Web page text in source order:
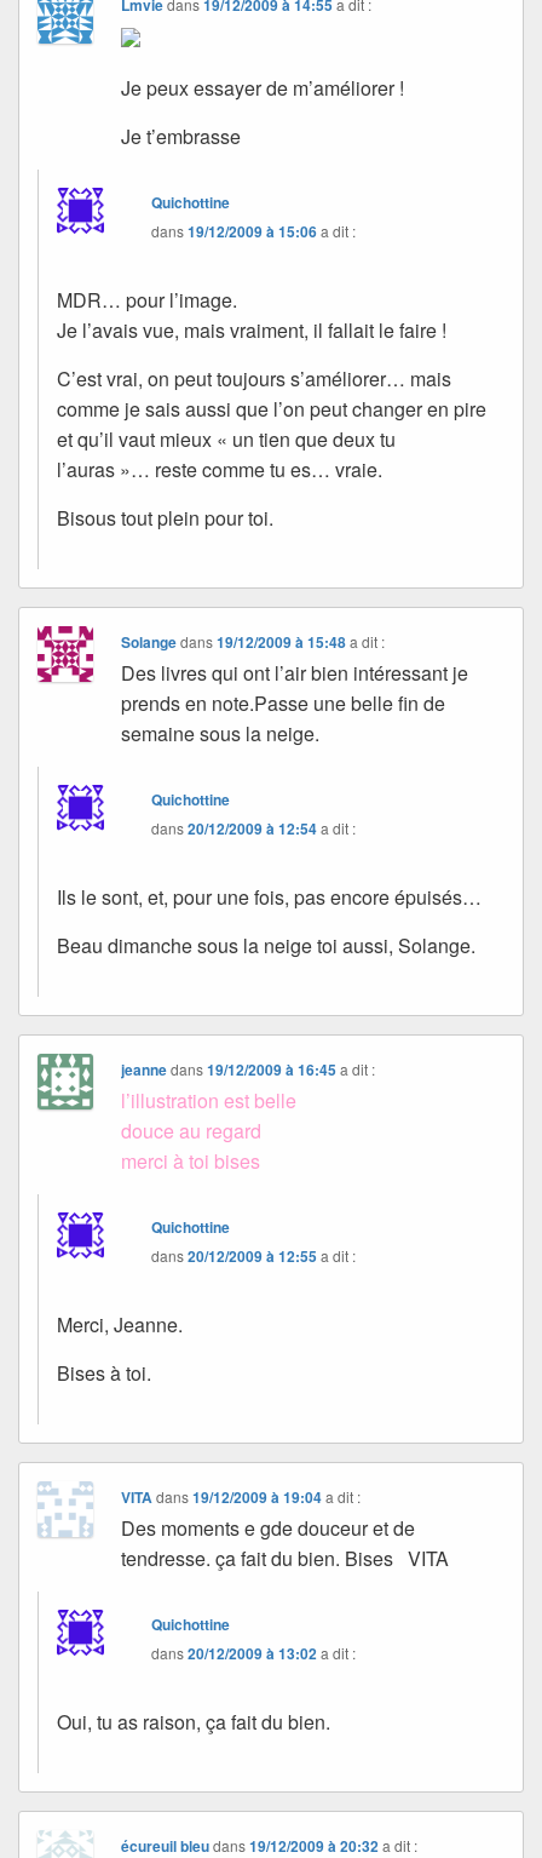
Je peux essayer de m’améliorer !
Je t’embrasse
Quichottine
dans19/12/2009 à 15:06a dit :
MDR… pour l’image.
Je l’avais vue, mais vraiment, il fallait le faire !
C’est vrai, on peut toujours s’améliorer… mais
comme je sais aussi que l’on peut changer en pire
et qu’il vaut mieux « un tien que deux tu
l’auras »… reste comme tu es… vraie.
Bisous tout plein pour toi.
Solangedans19/12/2009 à 15:48 a dit :
Des livres qui ont l’air bien intéressant je
prends en note.Passe une belle fin de
semaine sous la neige.
Quichottine
dans20/12/2009 à 12:54a dit :
Ils le sont, et, pour une fois, pas encore épuisés…
Beau dimanche sous la neige toi aussi, Solange.
jeannedans19/12/2009 à 16:45 a dit :
l’illustration est belle
douce au regard
merci à toi bises
Quichottine
dans20/12/2009 à 12:55a dit :
Merci, Jeanne.
Bises à toi.
VITAdans19/12/2009 à 19:04 a dit :
Des moments e gde douceur et de
tendresse. ça fait du bien. Bises VITA
Quichottine
dans20/12/2009 à 13:02a dit :
Oui, tu as raison, ça fait du bien.
écureuil bleudans19/12/2009 à 20:32 a dit :